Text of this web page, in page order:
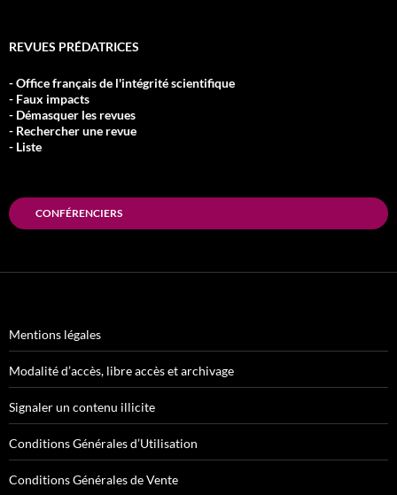
REVUES PRÉDATRICES
- Office français de l'intégrité scientifique
- Faux impacts
- Démasquer les revues
- Rechercher une revue
- Liste
CONFÉRENCIERS
Mentions légales
Modalité d’accès, libre accès et archivage
Signaler un contenu illicite
Conditions Générales d’Utilisation
Conditions Générales de Vente